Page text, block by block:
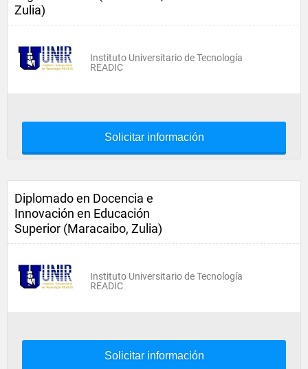
Zulia)
Instituto Universitario de Tecnología
READIC
Solicitar información
Diplomado en Docencia e
Innovación en Educación
Superior (Maracaibo, Zulia)
Instituto Universitario de Tecnología
READIC
Solicitar información